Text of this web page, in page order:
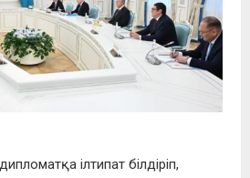
ілтипат білдіріп,